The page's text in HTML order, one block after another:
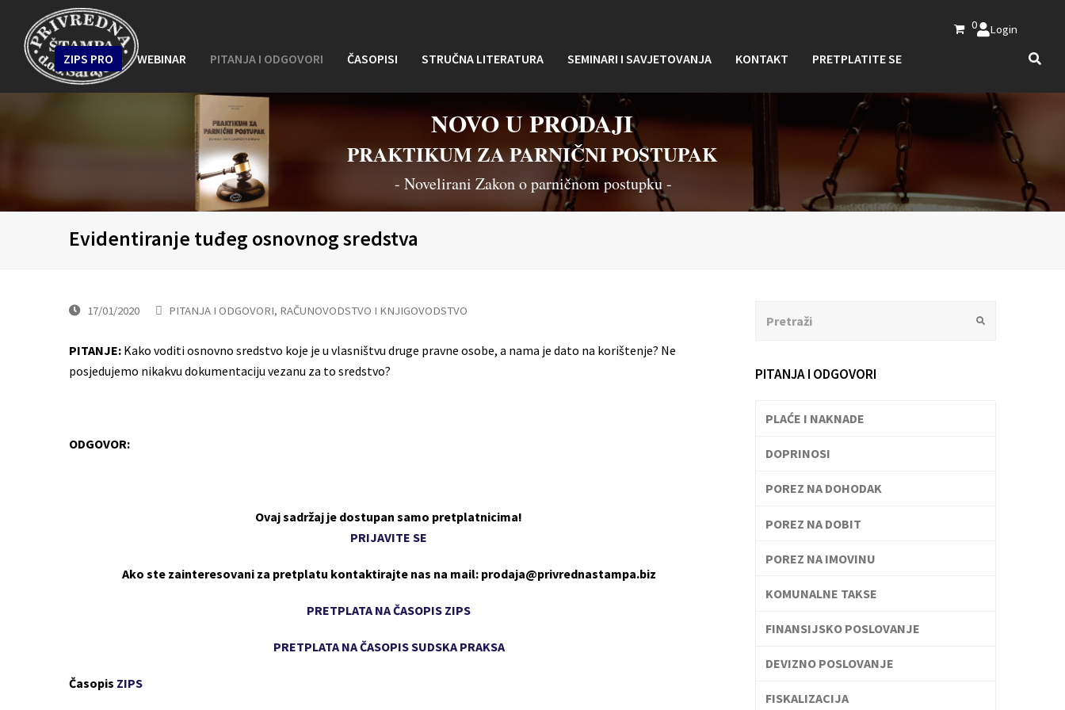
0 Login
ZIPS PRO WEBINAR PITANJA I ODGOVORI ČASOPISI STRUČNA LITERATURA SEMINARI I SAVJETOVANJA KONTAKT PRETPLATITE SE
NOVO U PRODAJI
PRAKTIKUM ZA PARNIČNI POSTUPAK
- Novelirani Zakon o parničnom postupku -
Evidentiranje tuđeg osnovnog sredstva
17/01/2020 PITANJA I ODGOVORI, RAČUNOVODSTVO I KNJIGOVODSTVO
PITANJE: Kako voditi osnovno sredstvo koje je u vlasništvu druge pravne osobe, a nama je dato na korištenje? Ne
posjedujemo nikakvu dokumentaciju vezanu za to sredstvo?
ODGOVOR:
Ovaj sadržaj je dostupan samo pretplatnicima!
PRIJAVITE SE
Ako ste zainteresovani za pretplatu kontaktirajte nas na mail: prodaja@privrednastampa.biz
PRETPLATA NA ČASOPIS ZIPS
PRETPLATA NA ČASOPIS SUDSKA PRAKSA
Časopis ZIPS
PITANJA I ODGOVORI
PLAĆE I NAKNADE
DOPRINOSI
POREZ NA DOHODAK
POREZ NA DOBIT
POREZ NA IMOVINU
KOMUNALNE TAKSE
FINANSIJSKO POSLOVANJE
DEVIZNO POSLOVANJE
FISKALIZACIJA